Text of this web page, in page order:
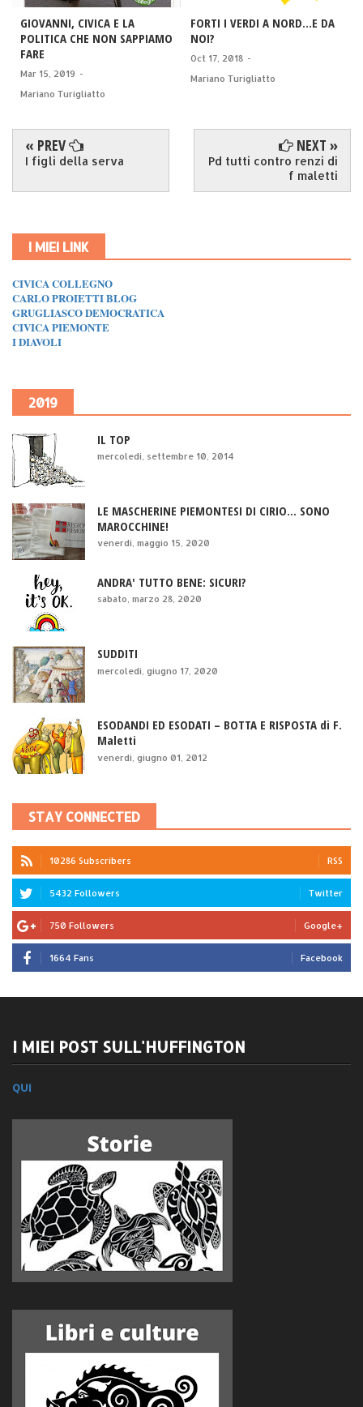
GIOVANNI, CIVICA E LA
POLITICA CHE NON SAPPIAMO
FARE
Mar 15, 2019 -
Mariano Turigliatto
FORTI I VERDI A NORD...E DA
NOI?
Oct 17, 2018 -
Mariano Turigliatto
« PREV
I figli della serva
NEXT »
Pd tutti contro renzi di
f maletti
I MIEI LINK
CIVICA COLLEGNO
CARLO PROIETTI BLOG
GRUGLIASCO DEMOCRATICA
CIVICA PIEMONTE
I DIAVOLI
2019
IL TOP
mercoledì, settembre 10, 2014
LE MASCHERINE PIEMONTESI DI CIRIO... SONO
MAROCCHINE!
venerdì, maggio 15, 2020
ANDRA' TUTTO BENE: SICURI?
sabato, marzo 28, 2020
SUDDITI
mercoledì, giugno 17, 2020
ESODANDI ED ESODATI – BOTTA E RISPOSTA di F.
Maletti
venerdì, giugno 01, 2012
STAY CONNECTED
10286 Subscribers RSS
5432 Followers Twitter
750 Followers Google+
1664 Fans Facebook
I MIEI POST SULL'HUFFINGTON
QUI